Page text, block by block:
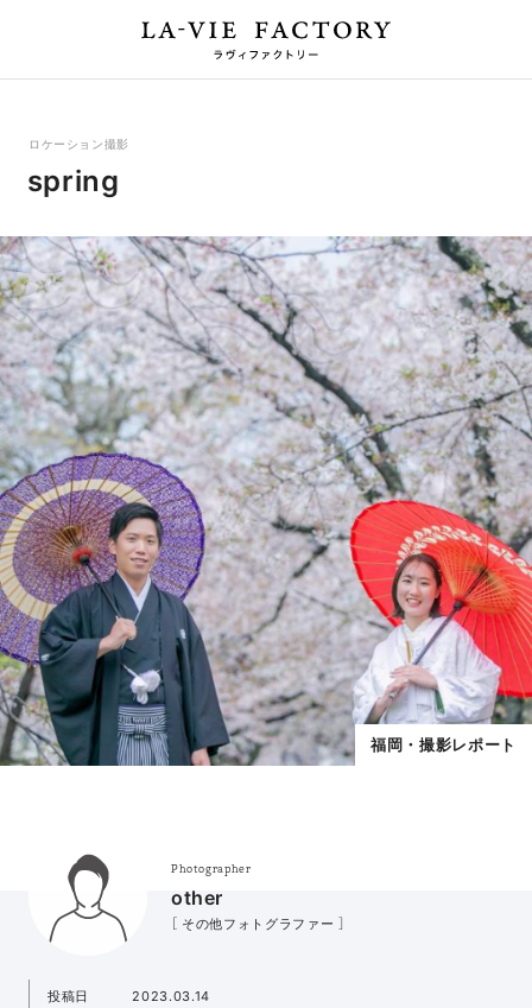
ロケーション撮影
spring
福岡・撮影レポート
Photographer
other
［ その他フォトグラファー ］
投稿日
2023.03.14